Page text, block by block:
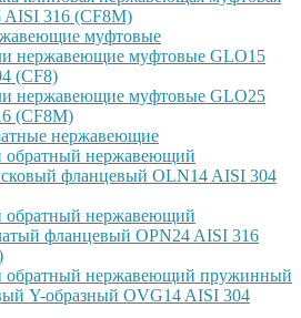
AISI 316 (CF8M)
муфтовые
нержавеющие муфтовые GLO15
(CF8)
нержавеющие муфтовые GLO25
(CF8M)
нержавеющие
обратный нержавеющий
фланцевый OLN14 AISI 304
обратный нержавеющий
фланцевый OPN24 AISI 316
обратный нержавеющий пружинный
Y-образный OVG14 AISI 304